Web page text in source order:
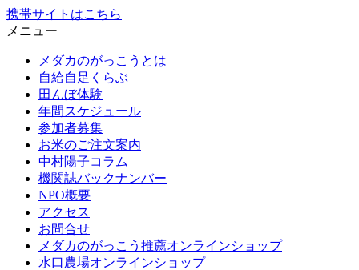
携帯サイトはこちら
メニュー
メダカのがっこうとは
自給自足くらぶ
田んぼ体験
年間スケジュール
参加者募集
お米のご注文案内
中村陽子コラム
機関誌バックナンバー
NPO概要
アクセス
お問合せ
メダカのがっこう推薦オンラインショップ
水口農場オンラインショップ